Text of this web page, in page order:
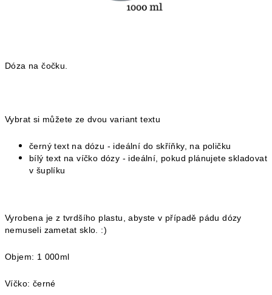
Dóza na čočku.
Vybrat si můžete ze dvou variant textu
černý text na dózu - ideální do skříňky, na poličku
bílý text na víčko dózy - ideální, pokud plánujete skladovat
v šuplíku
Vyrobena je z tvrdšího plastu, abyste v případě pádu dózy
nemuseli zametat sklo. :)
Objem: 1 000ml
Víčko: černé